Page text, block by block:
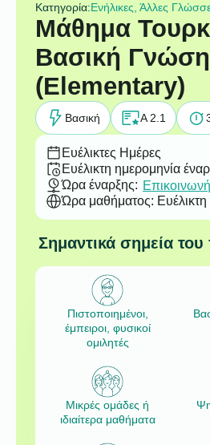
Κατηγορία:Ενήλικες, Άλλες
Μάθημα
Βασική Γνώση
(Elementary)
Βασική A 2.1
Ευέλικτες Ημέρες
Ευέλικτη ημερομηνία
Ώρα έναρξης:
Ώρα μαθήματος: Ευέλικτη
Σημαντικά σημεία
Πιστοποιημένοι,
έμπειροι, φυσικοί
ομιλητές
Μικρές ομάδες ή
ιδιαίτερα μαθήματα